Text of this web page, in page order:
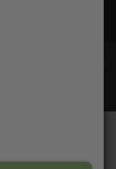
god ved dig